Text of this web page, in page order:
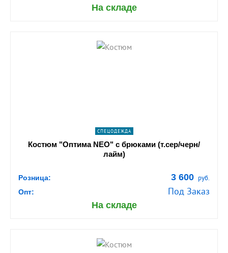
На складе
shopping_cart В КОРЗИНУ
СПЕЦОДЕЖДА
Костюм "Оптима NEO" с брюками (т.сер/черн/
лайм)
Розница: 3 600 руб.
Опт: Под Заказ
На складе
shopping_cart В КОРЗИНУ